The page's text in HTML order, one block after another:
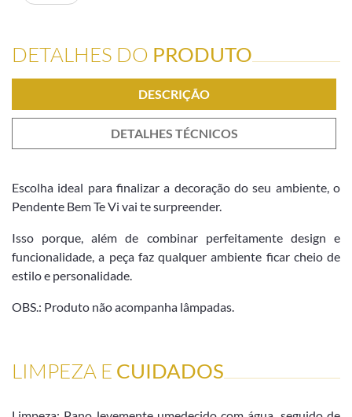
DETALHES DO PRODUTO
DESCRIÇÃO
DETALHES TÉCNICOS
Escolha ideal para finalizar a decoração do seu ambiente, o
Pendente Bem Te Vi vai te surpreender.
Isso porque, além de combinar perfeitamente design e
funcionalidade, a peça faz qualquer ambiente ficar cheio de
estilo e personalidade.
OBS.: Produto não acompanha lâmpadas.
LIMPEZA E CUIDADOS